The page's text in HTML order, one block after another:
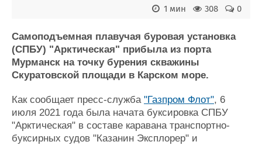
Судостроение
Пульс
Новости
Компании
Репутация
Работа
Крюинг
Журнал
Торговая площадка
Доска объявлений
Продажа флота
Оборудование
Изделия
Материалы
Услуги
0
308
1 мин
Самоподъемная плавучая буровая установка
(СПБУ) "Арктическая" прибыла из порта
Мурманск на точку бурения скважины
Скуратовской площади в Карском море.
Как сообщает пресс-служба "Газпром Флот", 6
июля 2021 года была начата буксировка СПБУ
"Арктическая" в составе каравана транспортно-
буксирных судов "Казанин Эксплорер" и